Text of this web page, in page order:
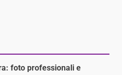
foto professionali e